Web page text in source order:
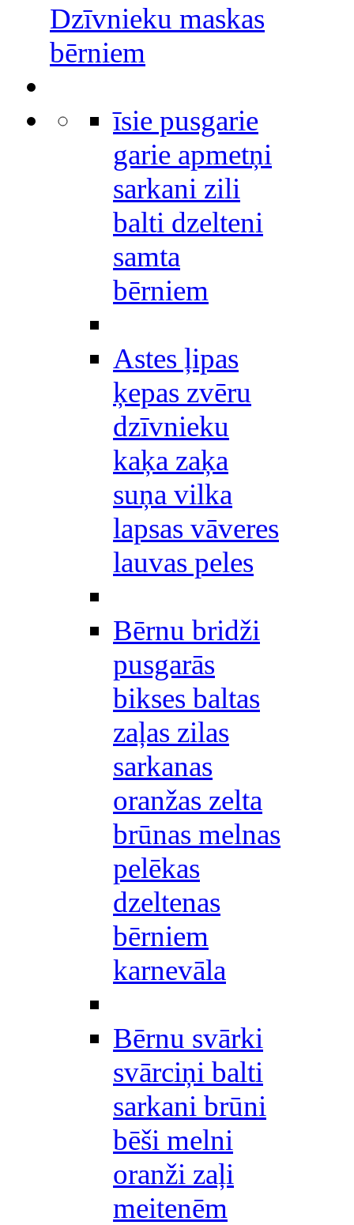
Dzīvnieku maskas
bērniem
īsie pusgarie
garie apmetņi
sarkani zili
balti dzelteni
samta
bērniem
Astes ļipas
ķepas zvēru
dzīvnieku
kaķa zaķa
suņa vilka
lapsas vāveres
lauvas peles
Bērnu bridži
pusgarās
bikses baltas
zaļas zilas
sarkanas
oranžas zelta
brūnas melnas
pelēkas
dzeltenas
bērniem
karnevāla
Bērnu svārki
svārciņi balti
sarkani brūni
bēši melni
oranži zaļi
meitenēm